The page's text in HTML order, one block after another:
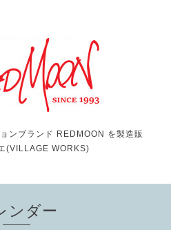
ンブランド REDMOON を製造販
(VILLAGE WORKS)
ンダー